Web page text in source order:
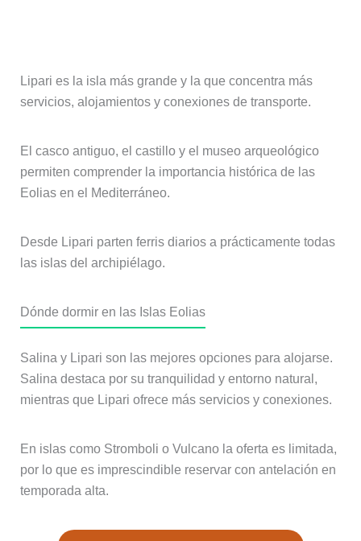
Lipari es la isla más grande y la que concentra más
servicios, alojamientos y conexiones de transporte.
El casco antiguo, el castillo y el museo arqueológico
permiten comprender la importancia histórica de las
Eolias en el Mediterráneo.
Desde Lipari parten ferris diarios a prácticamente todas
las islas del archipiélago.
Dónde dormir en las Islas Eolias
Salina y Lipari son las mejores opciones para alojarse.
Salina destaca por su tranquilidad y entorno natural,
mientras que Lipari ofrece más servicios y conexiones.
En islas como Stromboli o Vulcano la oferta es limitada,
por lo que es imprescindible reservar con antelación en
temporada alta.